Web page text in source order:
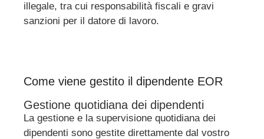
illegale, tra cui responsabilità fiscali e gravi
sanzioni per il datore di lavoro.
Come viene gestito il dipendente EOR
Gestione quotidiana dei dipendenti
La gestione e la supervisione quotidiana dei
dipendenti sono gestite direttamente dal vostro